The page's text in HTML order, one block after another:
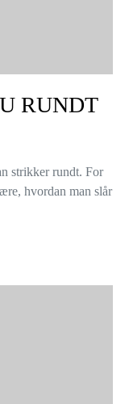
RUNDT
strikker rundt. For
hvordan man slår